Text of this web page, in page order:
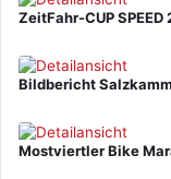
ZeitFahr-CUP SPEED
Bildbericht
Mostviertler Bike